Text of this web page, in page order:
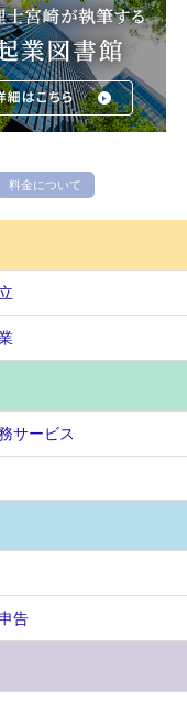
料金について
サービス
告